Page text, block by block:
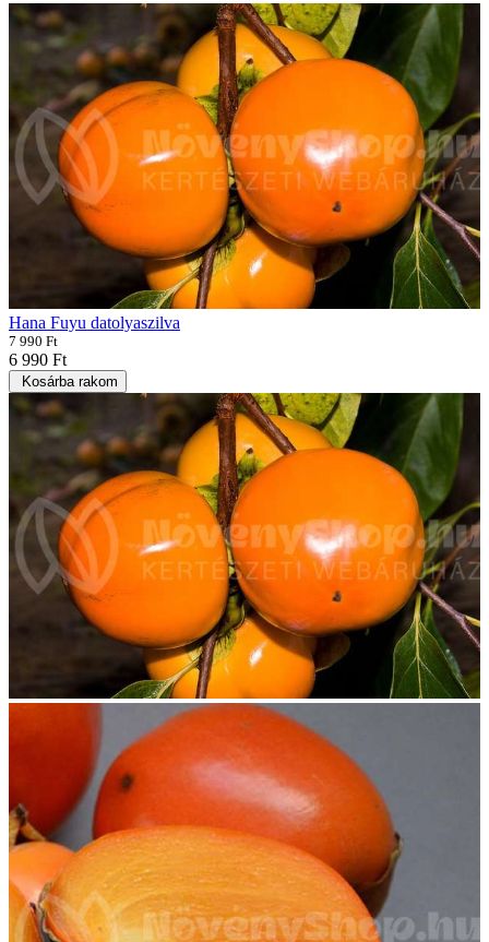
Hana Fuyu datolyaszilva
7 990 Ft
6 990 Ft
Kosárba rakom